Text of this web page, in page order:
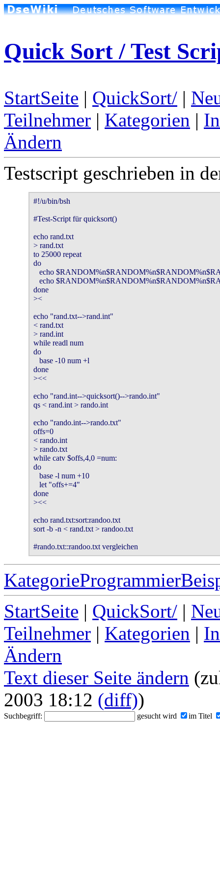
Quick Sort / Test
StartSeite | QuickSort/ |
Teilnehmer | Kategorien |
Ändern
Testscript geschrieben in
#!/u/bin/bsh
#Test-Script für quicksort()
echo rand.txt
> rand.txt
to 25000 repeat
do
echo
echo
done
><
echo "rand.txt-->rand.int"
< rand.txt
> rand.int
while readl num
do
   base -10 num +l
done
><<
echo "rand.int-->quicksort()-->rando.int"
qs < rand.int > rando.int
echo "rando.int-->rando.txt"
offs=0
< rando.int
> rando.txt
while catv $offs,4,0 =num:
do
   base -l num +10
   let "offs+=4"
done
><<
echo rand.txt:sort:randoo.txt
sort -b -n < rand.txt > randoo.txt
#rando.txt::randoo.txt vergleichen
StartSeite | QuickSort/ |
Teilnehmer | Kategorien |
Ändern
Text dieser Seite ändern
2003 18:12 (diff))
Suchbegriff: gesucht wird im Titel